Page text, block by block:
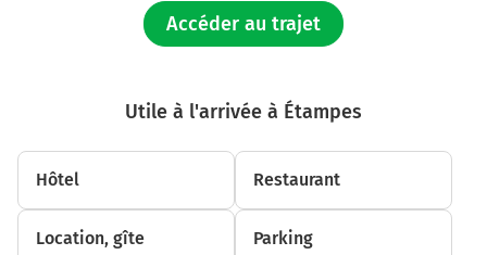
Tourner légèrement à gauche sur Boulevard Crété et
continuer sur 110 mètres
Tourner à gauche sur D446 (Avenue Darblay) et
Au rond-point, prendre la 1ère sortie sur D446 (Rue de
la République) et continuer sur 100 mètres
Accéder au trajet
Utile à l'arrivée à Étampes
Hôtel Restaurant
Location, gîte Parking